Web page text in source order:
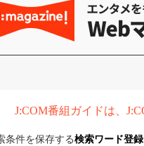
J:COM番組ガイドは、
条件を保存する検索ワード登録